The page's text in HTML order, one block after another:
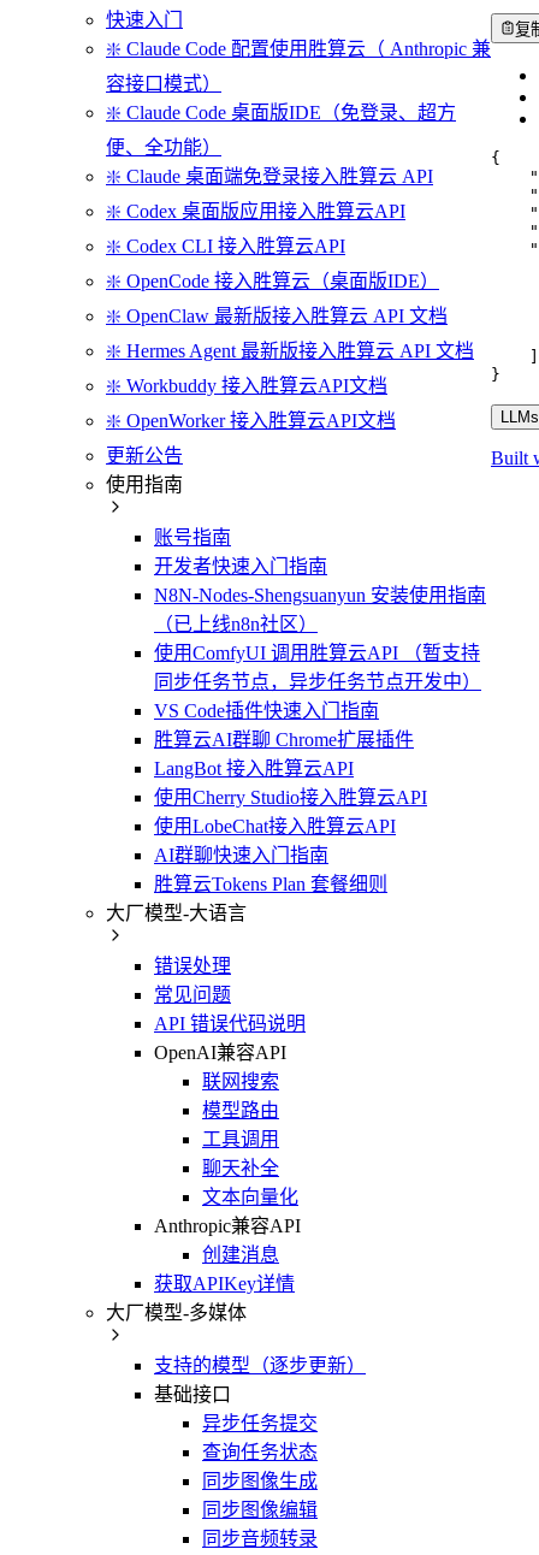
快速入门
❇️ Claude Code 配置使用胜算云（ Anthropic 兼
容接口模式）
❇️ Claude Code 桌面版IDE（免登录、超方
便、全功能）
❇️ Claude 桌面端免登录接入胜算云 API
❇️ Codex 桌面版应用接入胜算云API
❇️ Codex CLI 接入胜算云API
❇️ OpenCode 接入胜算云（桌面版IDE）
❇️ OpenClaw 最新版接入胜算云 API 文档
❇️ Hermes Agent 最新版接入胜算云 API 文档
❇️ Workbuddy 接入胜算云API文档
❇️ OpenWorker 接入胜算云API文档
更新公告
使用指南
账号指南
开发者快速入门指南
N8N-Nodes-Shengsuanyun 安装使用指南
（已上线n8n社区）
使用ComfyUI 调用胜算云API （暂支持
同步任务节点，异步任务节点开发中）
VS Code插件快速入门指南
胜算云AI群聊 Chrome扩展插件
LangBot 接入胜算云API
使用Cherry Studio接入胜算云API
使用LobeChat接入胜算云API
AI群聊快速入门指南
胜算云Tokens Plan 套餐细则
大厂模型-大语言
错误处理
常见问题
API 错误代码说明
OpenAI兼容API
联网搜索
模型路由
工具调用
聊天补全
文本向量化
Anthropic兼容API
创建消息
获取APIKey详情
大厂模型-多媒体
支持的模型（逐步更新）
基础接口
异步任务提交
查询任务状态
同步图像生成
同步图像编辑
同步音频转录
复
{
}
Built